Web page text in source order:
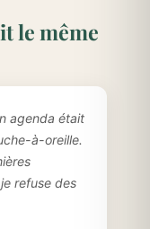
le même
agenda était
à-oreille.
refuse des